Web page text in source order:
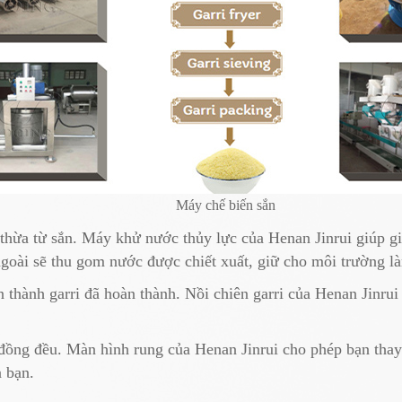
Máy chế biến sắn
từ sắn. Máy khử nước thủy lực của Henan Jinrui giúp
sẽ thu gom nước được chiết xuất, giữ cho môi trường
garri đã hoàn thành. Nồi chiên garri của Henan
đều. Màn hình rung của Henan Jinrui cho phép bạn
bạn.